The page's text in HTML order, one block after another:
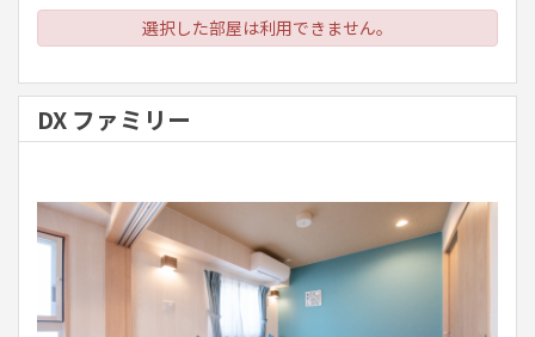
選択した部屋は利用できません。
DX ファミリー